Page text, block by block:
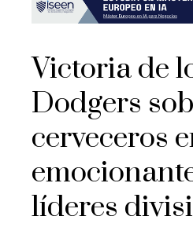
Victoria de
Dodgers
cerveceros
líderes